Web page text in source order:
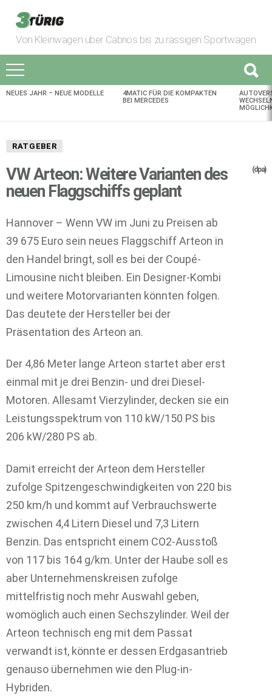
Von Kleinwagen über Cabrios bis zu rassigen Sportwagen
AKTUELLES
NEUES JAHR – NEUE MODELLE
4MATIC FÜR DIE KOMPAKTEN
BEI MERCEDES
RATGEBER
VW Arteon: Weitere Varianten des
neuen Flaggschiffs geplant
(dpa)
Hannover – Wenn VW im Juni zu Preisen ab
39 675 Euro sein neues Flaggschiff Arteon in
den Handel bringt, soll es bei der Coupé-
Limousine nicht bleiben. Ein Designer-Kombi
und weitere Motorvarianten könnten folgen.
Das deutete der Hersteller bei der
Präsentation des Arteon an.
Der 4,86 Meter lange Arteon startet aber erst
einmal mit je drei Benzin- und drei Diesel-
Motoren. Allesamt Vierzylinder, decken sie ein
Leistungsspektrum von 110 kW/150 PS bis
206 kW/280 PS ab.
Damit erreicht der Arteon dem Hersteller
zufolge Spitzengeschwindigkeiten von 220 bis
250 km/h und kommt auf Verbrauchswerte
zwischen 4,4 Litern Diesel und 7,3 Litern
Benzin. Das entspricht einem CO2-Ausstoß
von 117 bis 164 g/km. Unter der Haube soll es
aber Unternehmenskreisen zufolge
mittelfristig noch mehr Auswahl geben,
womöglich auch einen Sechszylinder. Weil der
Arteon technisch eng mit dem Passat
verwandt ist, könnte er dessen Erdgasantrieb
genauso übernehmen wie den Plug-in-
Hybriden.